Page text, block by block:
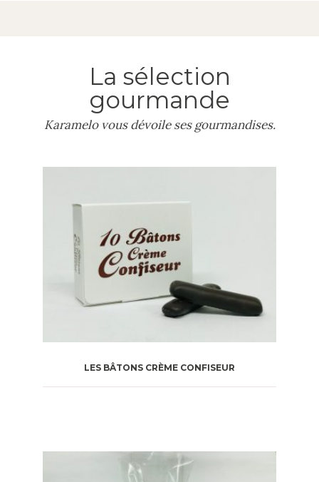
La sélection
gourmande
Karamelo vous dévoile ses gourmandises.
LES BÂTONS CRÈME CONFISEUR